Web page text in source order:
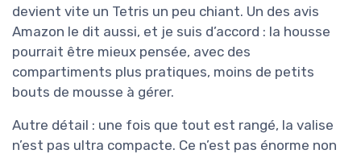
devient vite un Tetris un peu chiant. Un des avis
Amazon le dit aussi, et je suis d’accord : la housse
pourrait être mieux pensée, avec des
compartiments plus pratiques, moins de petits
bouts de mousse à gérer.
Autre détail : une fois que tout est rangé, la valise
n’est pas ultra compacte. Ce n’est pas énorme non